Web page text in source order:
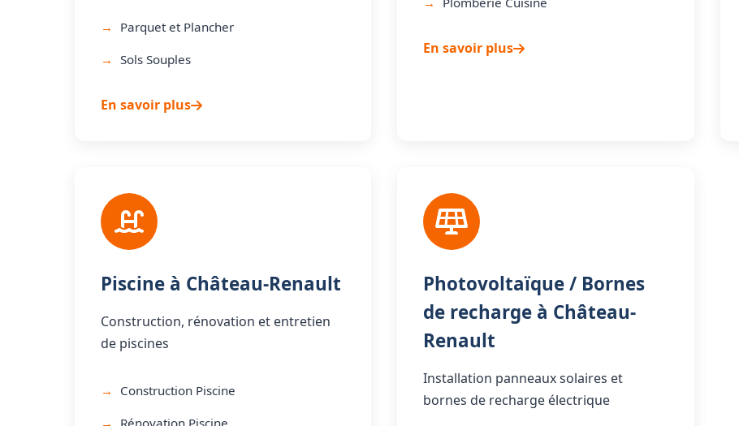
Parquet et Plancher
Sols Souples
En savoir plus
En savoir plus
Piscine à Château-Renault
Construction, rénovation et entretien
de piscines
Construction Piscine
Rénovation Piscine
Photovoltaïque / Bornes
de recharge à Château-
Renault
Installation panneaux solaires et
bornes de recharge électrique